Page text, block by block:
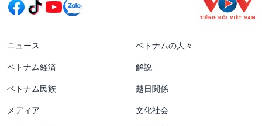
menu footer tiếng Nhật
ニュース ベトナムの人々
ベトナム経済 解説
ベトナム民族 越日関係
メディア 文化社会